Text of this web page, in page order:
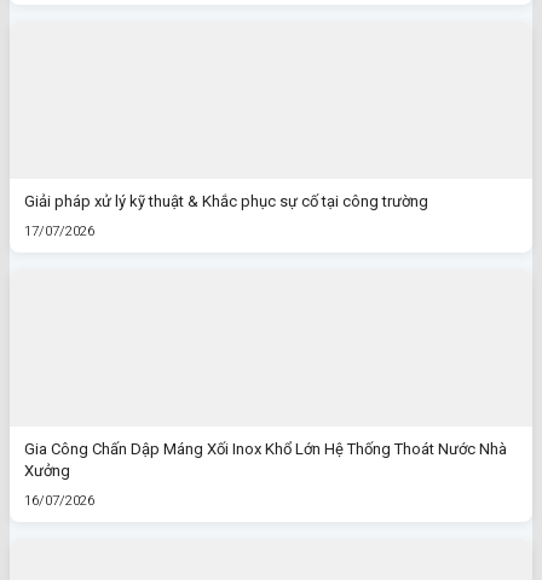
Giải pháp xử lý kỹ thuật & Khắc phục sự cố tại công trường
17/07/2026
Gia Công Chấn Dập Máng Xối Inox Khổ Lớn Hệ Thống Thoát Nước Nhà
Xưởng
16/07/2026